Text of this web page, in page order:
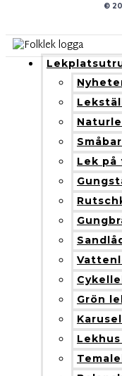
©
Lek på
Grön